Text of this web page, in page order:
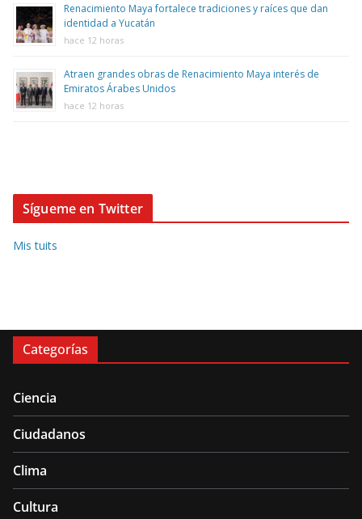
Renacimiento Maya fortalece tradiciones y raíces que dan
identidad a Yucatán
hace 12 horas
Atraen grandes obras de Renacimiento Maya interés de
Emiratos Árabes Unidos
hace 12 horas
Sígueme en Twitter
Mis tuits
Categorías
Ciencia
Ciudadanos
Clima
Cultura